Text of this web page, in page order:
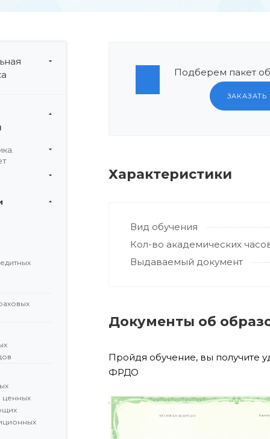
ценных
Подберем пакет
ЗАКАЗАТЬ
Характеристики
Вид обучения
Кол-во академических
Выдаваемый документ
Документы об
Пройдя обучение, вы получите
ФРДО